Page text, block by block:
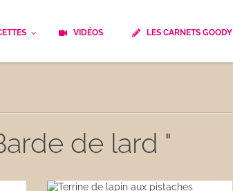
Pain
Cuisine française traditionnelle
Enfants
VIDÉOS LES CARNETS GOODY
Spécialité culinaire
Les astuces Goody
de lard "